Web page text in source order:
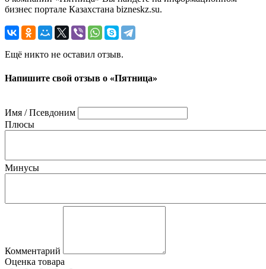
бизнес портале Казахстана bizneskz.su.
Ещё никто не оставил отзыв.
Напишите свой отзыв о «Пятница»
Имя / Псевдоним
Плюсы
Минусы
Комментарий
Оценка товара